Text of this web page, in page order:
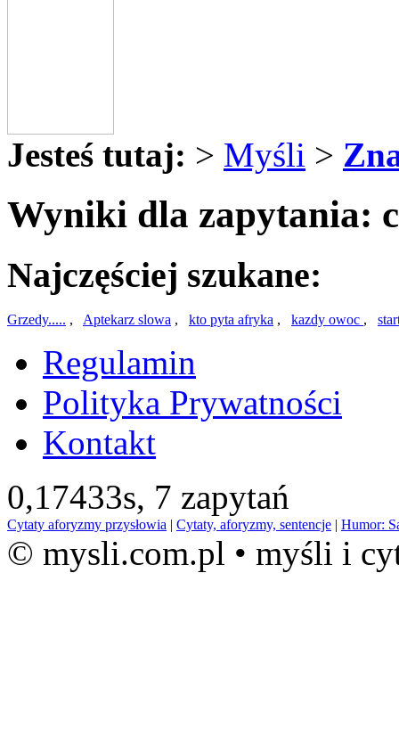
Jesteś tutaj: > Myśli >
Wyniki dla zapytania:
Najczęściej szukane:
Grzedy..... , Aptekarz slowa , kto pyta afryka , kazdy owoc ,
Regulamin
Polityka Prywatności
Kontakt
0,17433s, 7 zapytań
Cytaty aforyzmy przysłowia | Cytaty, aforyzmy, sentencje | Humor:
© mysli.com.pl • myśli i